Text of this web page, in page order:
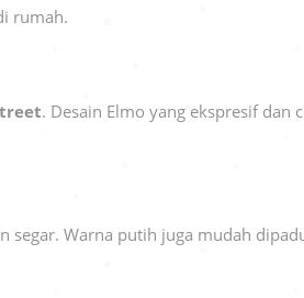
rumah.
. Desain Elmo yang ekspresif dan
Warna putih juga mudah